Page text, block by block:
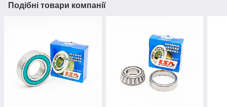
Подібні товари компанії